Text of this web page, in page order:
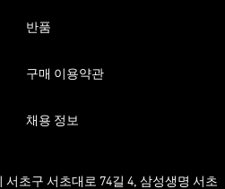
반품
구매 이용약관
채용 정보
초구 서초대로 74길 4, 삼성생명 서초